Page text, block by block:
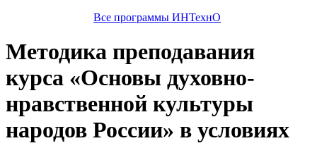
Все программы ИНТехнО
Методика преподавания
курса «Основы духовно-
нравственной культуры
народов России» в условиях